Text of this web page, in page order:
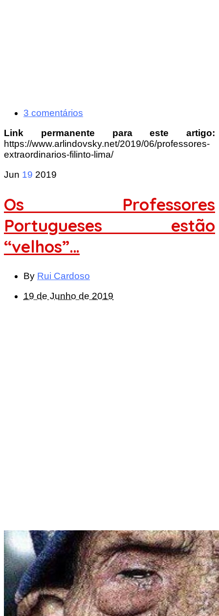
3 comentários
Link permanente para este artigo:
https://www.arlindovsky.net/2019/06/professores-
extraordinarios-filinto-lima/
Jun 19 2019
Os Professores
Portugueses estão
“velhos”…
By Rui Cardoso
19 de Junho de 2019